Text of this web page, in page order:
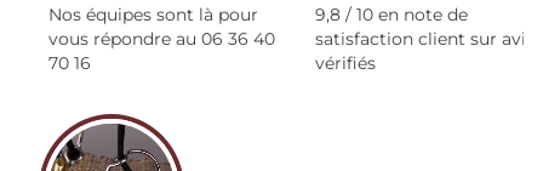
Nos équipes sont là pour
vous répondre au 06 36 40
70 16
9,8 / 10 en note de
satisfaction client sur avis
vérifiés